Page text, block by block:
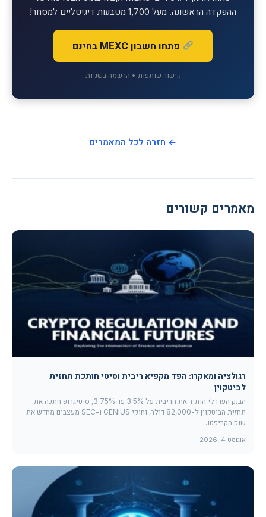
ההפקדה הראשונה. מעל 1,700 מטבעות דיגיטליים למסחר!
פתחו חשבון MEXC בחינם
קישור שותפות • הרשמה בשניות
← חזרה לכל המאמרים
מאמרים קשורים
רגולציה ומאקרו: הפד מקפיא ריבית וסיטי חותכת תחזית
לביטקוין
הבנק הפדרלי הותיר את הריבית על 3.5% עד 3.75%, סיטיגרופ חתכה את
תחזית הביטקוין ל-82,000 דולר, וחוקי GENIUS ו-SEC מעצבים מחדש את
שוק הקריפטו.
אוגוסט 4, 2026